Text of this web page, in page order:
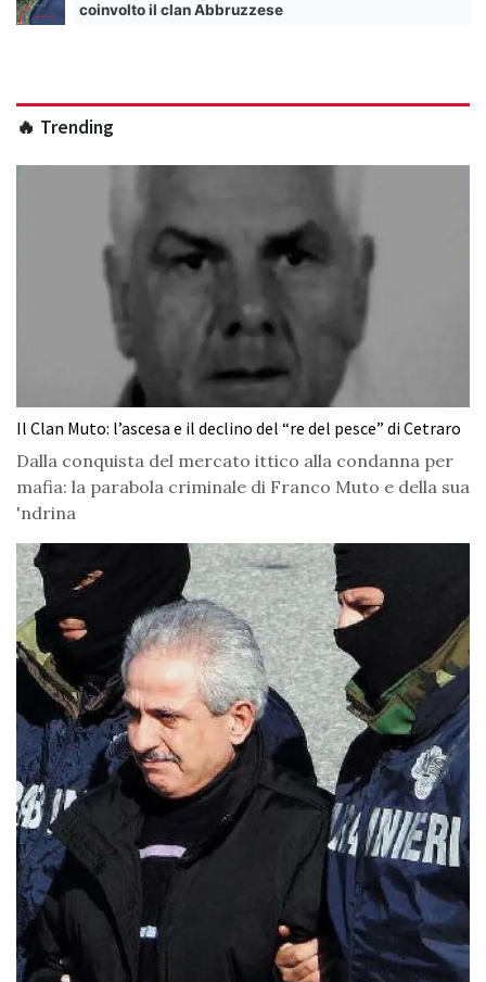
coinvolto il clan Abbruzzese
🔥 Trending
Il Clan Muto: l’ascesa e il declino del “re del pesce” di Cetraro
Dalla conquista del mercato ittico alla condanna per
mafia: la parabola criminale di Franco Muto e della sua
'ndrina